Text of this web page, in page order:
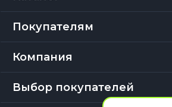
Покупателям
Компания
Выбор покупателей